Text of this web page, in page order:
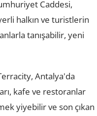
Caddesi,
halkın ve turistlerin
tanışabilir, yeni
Antalya'da
kafe ve restoranlar
yiyebilir ve son çıkan